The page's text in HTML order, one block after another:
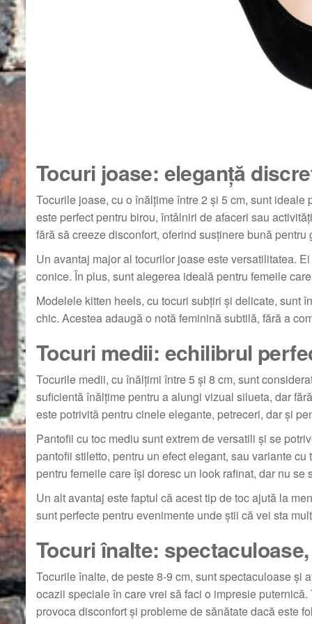
Tocuri joase: eleganță
Tocurile joase, cu o înălțime între 2 și 5 cm, sunt
este perfect pentru birou, întâlniri de afaceri sau
fără să creeze disconfort, oferind susținere bună
Un avantaj major al tocurilor joase este versatilitatea.
conice. În plus, sunt alegerea ideală pentru femeile
Modelele kitten heels, cu tocuri subțiri și delicate, sunt
chic. Acestea adaugă o notă feminină subtilă, fără a
Tocuri medii: echilibrul
Tocurile medii, cu înălțimi între 5 și 8 cm, sunt
suficientă înălțime pentru a alungi vizual silueta, dar
este potrivită pentru cinele elegante, petreceri, dar și
Pantofii cu toc mediu sunt extrem de versatili și se
pantofii stiletto, pentru un efect elegant, sau variante
pentru femeile care își doresc un look rafinat, dar nu
Un alt avantaj este faptul că acest tip de toc ajută la
sunt perfecte pentru evenimente unde știi că vei sta
Tocuri înalte:
Tocurile înalte, de peste 8-9 cm, sunt spectaculoase și
ocazii speciale în care vrei să faci o impresie
provoca disconfort și probleme de sănătate dacă este